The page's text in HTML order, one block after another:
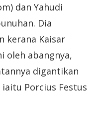
dan Yahudi
Dia
kerana Kaisar
oleh abangnya,
digantikan
Porcius Festus